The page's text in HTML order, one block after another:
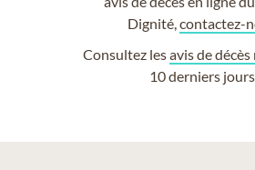
Dignité,contactez-
Consultez lesavis de
10 derniers jours.